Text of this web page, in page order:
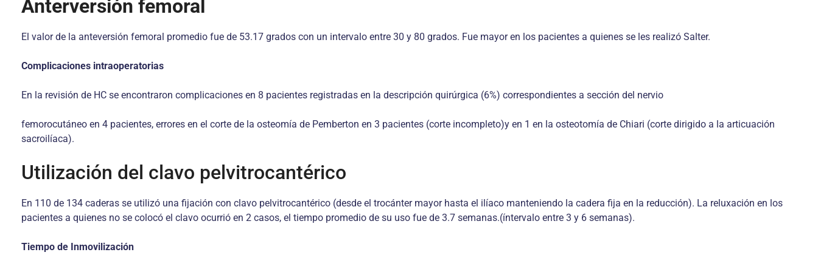
Anterversión femoral
El valor de la anteversión femoral promedio fue de 53.17 grados con un intervalo entre 30 y 80 grados. Fue mayor en los pacientes a quienes se les realizó Salter.
Complicaciones intraoperatorias
En la revisión de HC se encontraron complicaciones en 8 pacientes registradas en la descripción quirúrgica (6%) correspondientes a sección del nervio
femorocutáneo en 4 pacientes, errores en el corte de la osteomía de Pemberton en 3 pacientes (corte incompleto)y en 1 en la osteotomía de Chiari (corte dirigido a la articuación
sacroilíaca).
Utilización del clavo pelvitrocantérico
En 110 de 134 caderas se utilizó una fijación con clavo pelvitrocantérico (desde el trocánter mayor hasta el ilíaco manteniendo la cadera fija en la reducción). La reluxación en los
pacientes a quienes no se colocó el clavo ocurrió en 2 casos, el tiempo promedio de su uso fue de 3.7 semanas.(íntervalo entre 3 y 6 semanas).
Tiempo de Inmovilización